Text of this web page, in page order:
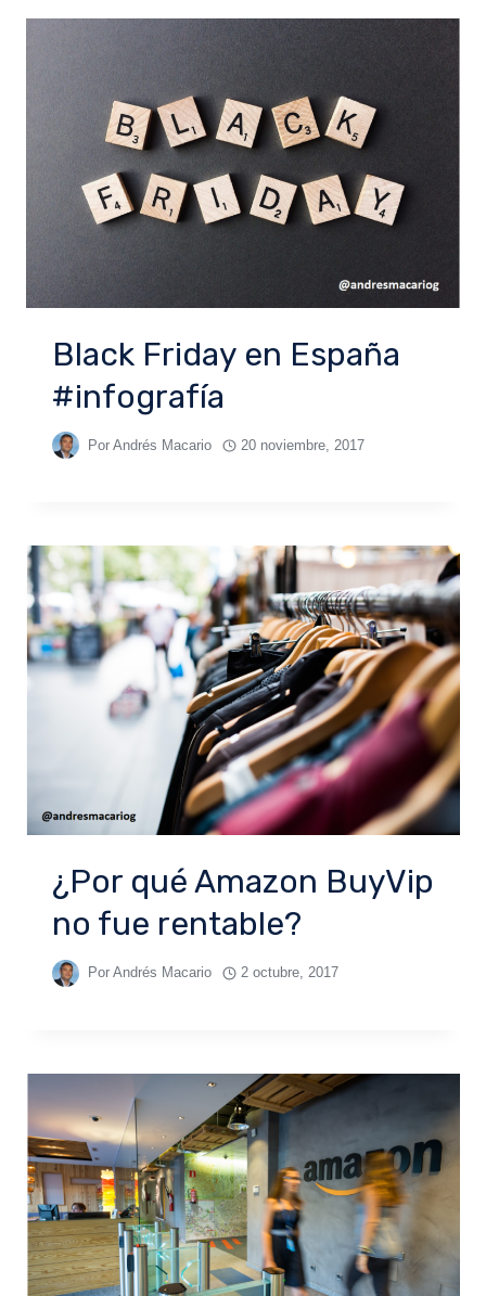
Black Friday en España
#infografía
Por Andrés Macario 20 noviembre, 2017
¿Por qué Amazon BuyVip
no fue rentable?
Por Andrés Macario 2 octubre, 2017